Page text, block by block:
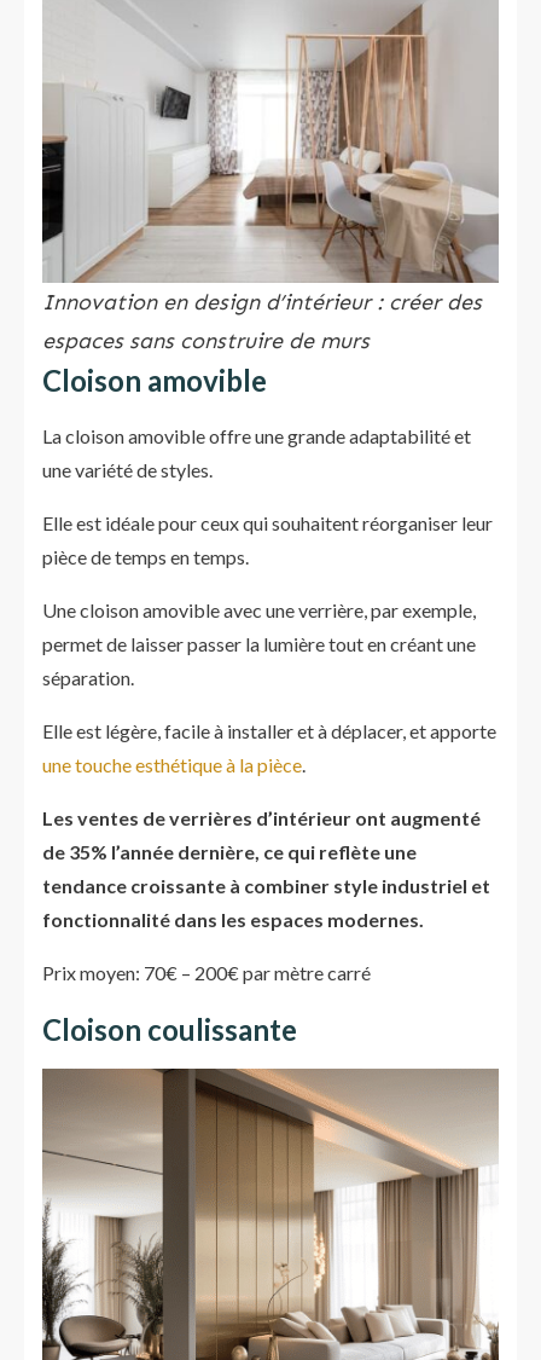
Innovation en design d’intérieur : créer des
espaces sans construire de murs
Cloison amovible
La cloison amovible offre une grande adaptabilité et
une variété de styles.
Elle est idéale pour ceux qui souhaitent réorganiser leur
pièce de temps en temps.
Une cloison amovible avec une verrière, par exemple,
permet de laisser passer la lumière tout en créant une
séparation.
Elle est légère, facile à installer et à déplacer, et apporte
une touche esthétique à la pièce.
Les ventes de verrières d’intérieur ont augmenté
de 35% l’année dernière, ce qui reflète une
tendance croissante à combiner style industriel et
fonctionnalité dans les espaces modernes.
Prix moyen: 70€ – 200€ par mètre carré
Cloison coulissante